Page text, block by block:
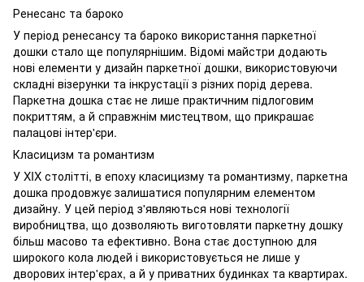
Ренесанс та бароко
У період ренесансу та бароко використання паркетної
дошки стало ще популярнішим. Відомі майстри додають
нові елементи у дизайн паркетної дошки, використовуючи
складні візерунки та інкрустації з різних порід дерева.
Паркетна дошка стає не лише практичним підлоговим
покриттям, а й справжнім мистецтвом, що прикрашає
палацові інтер'єри.
Класицизм та романтизм
У XIX столітті, в епоху класицизму та романтизму, паркетна
дошка продовжує залишатися популярним елементом
дизайну. У цей період з'являються нові технології
виробництва, що дозволяють виготовляти паркетну дошку
більш масово та ефективно. Вона стає доступною для
широкого кола людей і використовується не лише у
дворових інтер'єрах, а й у приватних будинках та квартирах.